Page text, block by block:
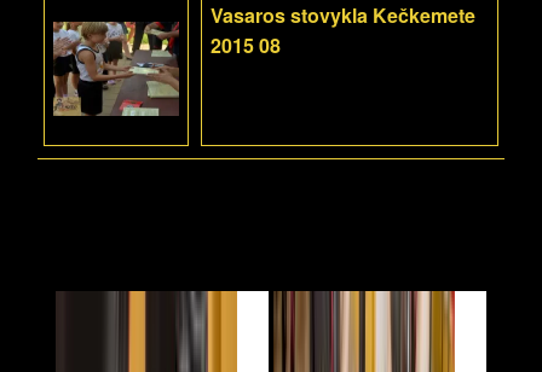
Vasaros stovykla Kečkemete
2015 08